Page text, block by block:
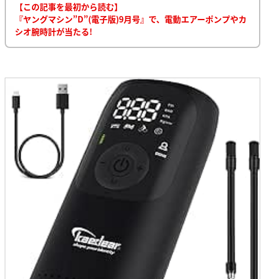
【この記事を最初から読む】
『ヤングマシン”D”(電子版)9月号』で、電動エアーポンプやカ
シオ腕時計が当たる!